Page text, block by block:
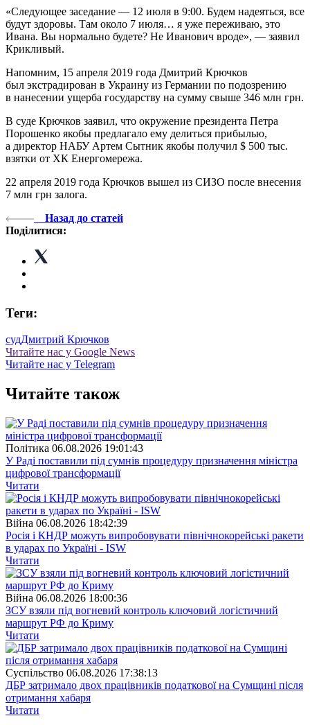
«Следующее заседание — 12 июля в 9:00. Будем надеяться, все
будут здоровы. Там около 7 июля… я уже переживаю, это
Ивана. Вы нормально будете? Не Иванович вроде», — заявил
Крикливый.
Напомним, 15 апреля 2019 года Дмитрий Крючков
был экстрадирован в Украину из Германии по подозрению
в нанесении ущерба государству на сумму свыше 346 млн грн.
В суде Крючков заявил, что окружение президента Петра
Порошенко якобы предлагало ему делиться прибылью,
а директор НАБУ Артем Сытник якобы получил $ 500 тыс.
взятки от ХК Енергомережа.
22 апреля 2019 года Крючков вышел из СИЗО после внесения
7 млн грн залога.
Назад до статей
Поділитися:
Теги:
судДмитрий Крючков
Читайте нас у Google News
Читайте нас у Telegram
Читайте також
Полiтика 06.08.2026 19:01:43
У Раді поставили під сумнів процедуру призначення міністра
цифрової трансформації
Читати
Війна 06.08.2026 18:42:39
Росія і КНДР можуть випробовувати північнокорейські ракети
в ударах по Україні - ISW
Читати
Війна 06.08.2026 18:00:36
ЗСУ взяли під вогневий контроль ключовий логістичний
маршрут РФ до Криму
Читати
Суспiльство 06.08.2026 17:38:13
ДБР затримало двох працівників податкової на Сумщині після
отримання хабаря
Читати